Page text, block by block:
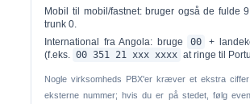
Mobil til mobil/fastnet:bruger også de fulde
trunk 0.
International fra Angola: bruge 00
+
(f.eks. 00 351 21 xxx xxxx at ringe til
Nogle virksomheds PBX'er kræver et ekstra
eksterne nummer; hvis du er på stedet, følg